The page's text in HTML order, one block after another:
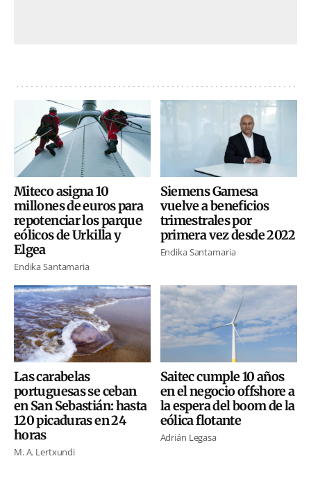
Miteco asigna 10
millones de euros para
repotenciar los parque
eólicos de Urkilla y
Elgea
Endika Santamaria
Siemens Gamesa
vuelve a beneficios
trimestrales por
primera vez desde 2022
Endika Santamaria
Las carabelas
portuguesas se ceban
en San Sebastián: hasta
120 picaduras en 24
horas
M. A. Lertxundi
Saitec cumple 10 años
en el negocio offshore a
la espera del boom de la
eólica flotante
Adrián Legasa